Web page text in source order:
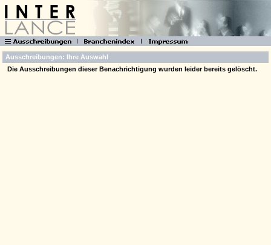
Ausschreibungen: Ihre Auswahl
Die Ausschreibungen dieser Benachrichtigung wurden leider bereits gelöscht.